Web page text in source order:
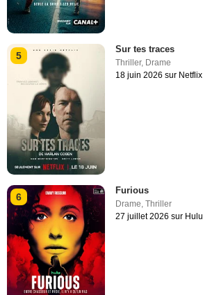
5
Sur tes traces
Thriller, Drame
18 juin 2026 sur Netflix
6
Furious
Drame,Thriller
27 juillet 2026 sur Hulu